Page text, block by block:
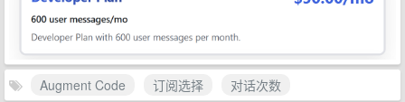
Augment Code 订阅选择
对话次数